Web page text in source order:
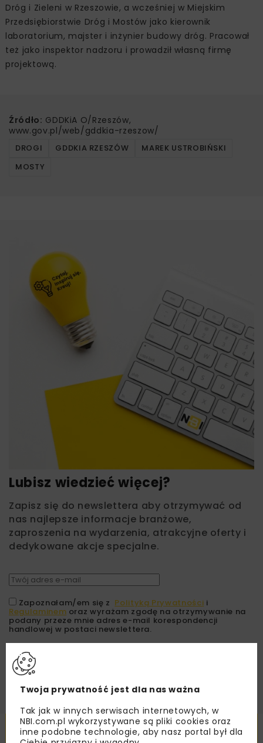
Dróg i Zieleni w Rzeszowie, a wcześniej w Miejskim
Przedsiębiorstwie Dróg i Mostów jako kierownik
laboratorium, majster i inżynier budowy dróg. Pracował
też jako inspektor nadzoru i prowadził własną firmę
projektową.
Źródło: GDDKiA O/Rzeszów,
www.gov.pl/web/gddkia-rzeszow/
DROGI GDDKIA RZESZÓW
MAREK USTROBIŃSKI
MOSTY
Lubisz wiedzieć więcej?
Zapisz się do newslettera aby otrzymywać od
nas najlepsze informacje branżowe,
zaproszenia na wydarzenia, atrakcyjne oferty i
dedykowane akcje specjalne.
Zapoznałam/em się z Polityką Prywatności i
Regulaminem oraz wyrażam zgodę na otrzymywanie na
podany przeze mnie adres e-mail korespondencji
handlowej w postaci newslettera.
Powiązane artykuły
Twoja prywatność jest dla nas ważna
Tak jak w innych serwisach internetowych, w
NBI.com.pl wykorzystywane są pliki cookies oraz
inne podobne technologie, aby nasz portal był dla